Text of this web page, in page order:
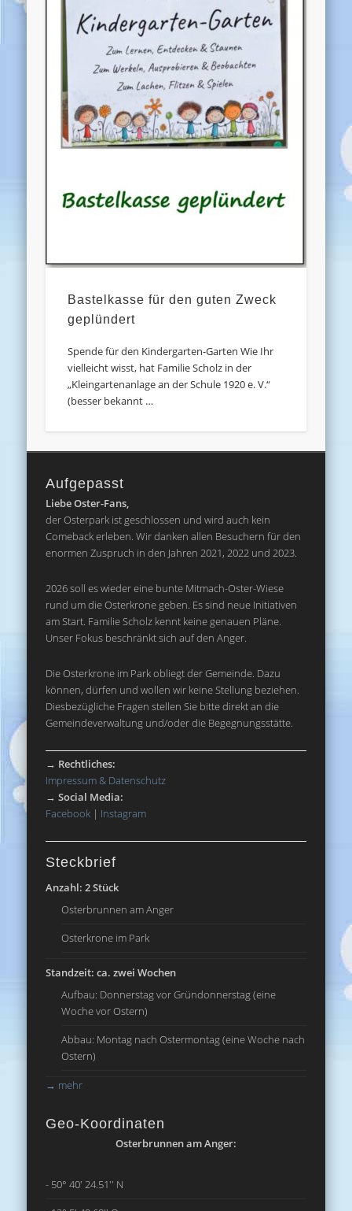
Bastelkasse für den guten Zweck
geplündert
Spende für den Kindergarten-Garten Wie Ihr
vielleicht wisst, hat Familie Scholz in der
„Kleingartenanlage an der Schule 1920 e. V.“
(besser bekannt …
Aufgepasst
Liebe Oster-Fans,
der Osterpark ist geschlossen und wird auch kein
Comeback erleben. Wir danken allen Besuchern für den
enormen Zuspruch in den Jahren 2021, 2022 und 2023.
2026 soll es wieder eine bunte Mitmach-Oster-Wiese
rund um die Osterkrone geben. Es sind neue Initiativen
am Start. Familie Scholz kennt keine genauen Pläne.
Unser Fokus beschränkt sich auf den Anger.
Die Osterkrone im Park obliegt der Gemeinde. Dazu
können, dürfen und wollen wir keine Stellung beziehen.
Diesbezügliche Fragen stellen Sie bitte direkt an die
Gemeindeverwaltung und/oder die Begegnungsstätte.
→ Rechtliches:
Impressum & Datenschutz
→Social Media:
Facebook | Instagram
Steckbrief
Anzahl: 2 Stück
Osterbrunnen am Anger
Osterkrone im Park
Standzeit: ca. zwei Wochen
Aufbau: Donnerstag vor Gründonnerstag (eine
Woche vor Ostern)
Abbau: Montag nach Ostermontag (eine Woche nach
Ostern)
→ mehr
Geo-Koordinaten
Osterbrunnen am Anger:
- 50° 40' 24.51'' N